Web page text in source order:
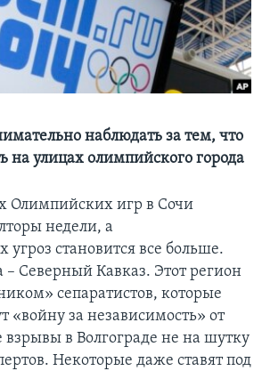
наблюдать за тем, что
на улицах олимпийского города
Олимпийских игр в Сочи
недели, а
угроз становится все больше.
– Северный Кавказ. Этот регион
сепаратистов, которые
«войну за независимость» от
взрывы в Волгограде не на шутку
Некоторые даже ставят под